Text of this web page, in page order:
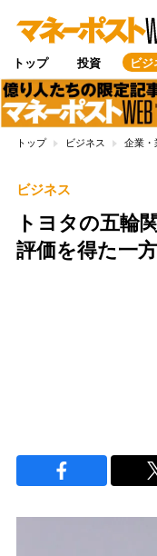
トップ 投資 ビジ
トップ ビジネス 企業・
ビジネス
トヨタの五輪
評価を得た一